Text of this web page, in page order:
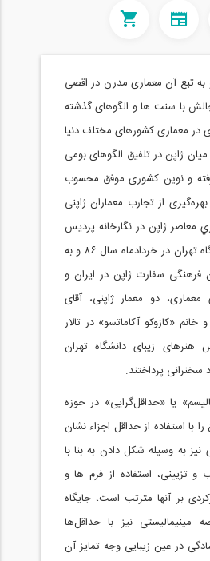
به تبع آن معماری مدرن در اقصی
چالش با سنت ها و الگوهای گذشته
در معماری کشورهای مختلف دنيا
ژاپن در تلفيق الگوهای بومی
و نوین کشوری موفق محسوب
از تجارب معماران ژاپنی
معاصر ژاپن در نگارخانه پرديس
هنرهای زيبای دانشگاه تهران در خردادماه سال ۸۶ و به
سفارت ژاپن در ايران و
دو معمار ژاپنی، آقای
خانم «کازوکو آکاماتسو» در تالار
هنرهای زيبای دانشگاه تهران
سخنرانی پرداختند.
يا «حداقل‌گرايی» در حوزه
با استفاده از حداقل اجزاء نشان
به وسیله شکل دادن به بنا با
و تزيينی، استفاده از فرم ها و
بر آنها مترتب است، جايگاه
مينيماليستی نيز با حداقل‌ها
در عين زيبايی وجه تمايز آن